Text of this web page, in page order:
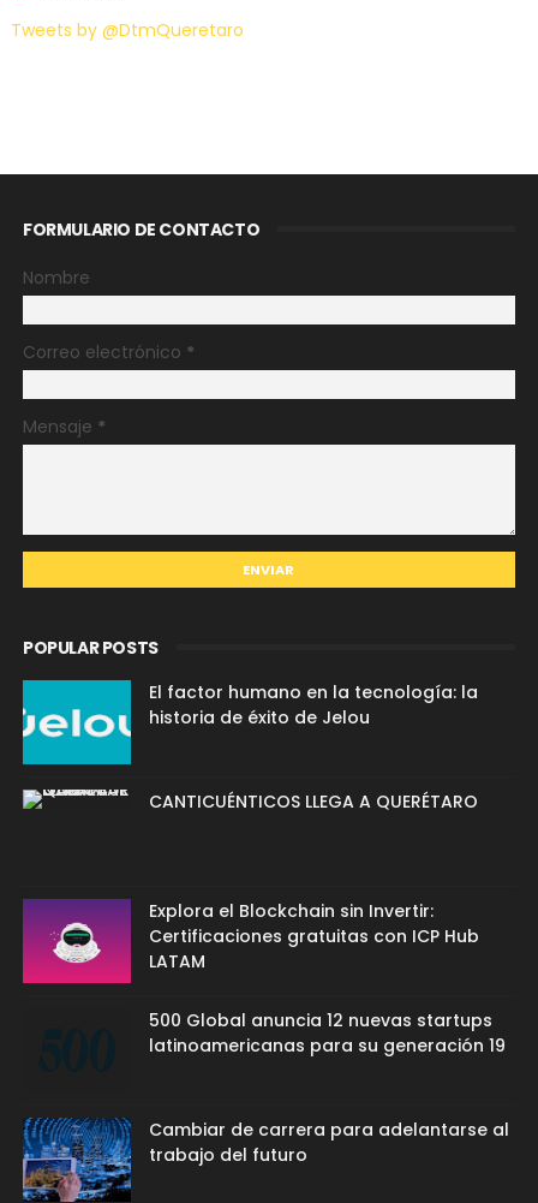
Tweets by @DtmQueretaro
FORMULARIO DE CONTACTO
Nombre
Correo electrónico *
Mensaje *
POPULAR POSTS
El factor humano en la tecnología: la
historia de éxito de Jelou
CANTICUÉNTICOS LLEGA A QUERÉTARO
Explora el Blockchain sin Invertir:
Certificaciones gratuitas con ICP Hub
LATAM
500 Global anuncia 12 nuevas startups
latinoamericanas para su generación 19
Cambiar de carrera para adelantarse al
trabajo del futuro